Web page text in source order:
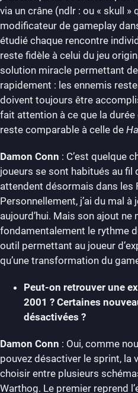
via un crâne (ndlr : ou « skull »
modificateur de gameplay
étudié chaque rencontre
reste fidèle à celui du jeu
solution miracle permettant
rapidement : les ennemis
doivent toujours être
fait attention à ce que la
reste comparable à celle de
Damon Conn : C’est quelque
joueurs se sont habitués au fil
attendent désormais dans les
Personnellement, j’ai du mal à
aujourd’hui. Mais son ajout ne
fondamentalement le rythme
outil permettant au joueur
qu’une transformation du
Peut-on retrouver une
2001 ? Certaines
désactivées ?
Damon Conn : Oui, comme
pouvez désactiver le sprint, la
choisir entre plusieurs
Warthog. Le premier reprend